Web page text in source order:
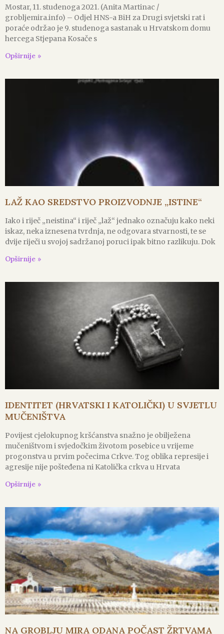
Mostar, 11. studenoga 2021. (Anita Martinac /
grobljemira.info) – Odjel HNS-a BiH za Drugi svjetski rat i
poraće održao je 9. studenoga sastanak u Hrvatskom domu
hercega Stjepana Kosače s
Opširnije »
LAŽ KAO SREDSTVO PROIZVODNJE „ISTINE“
Iako i riječ „neistina“ i riječ „laž“ jednako označuju kako neki
iskaz, neka iznesena tvrdnja, ne odgovara stvarnosti, te se
dvije riječi u svojoj sadržanoj poruci ipak bitno razlikuju. Dok
Opširnije »
IDENTITET (HRVATSKI I KATOLIČKI) U SVJETLU
MUČENIŠTVA
Povijest cjelokupnog kršćanstva snažno je obilježena
mučeništvom i svjedočkim životom posebice u vrijeme
progonstva u prvim počecima Crkve. Tog oblika represije i
agresije nije pošteđena ni Katolička crkva u Hrvata
Opširnije »
NA GROBLJU MIRA ODANA POČAST ŽRTVAMA